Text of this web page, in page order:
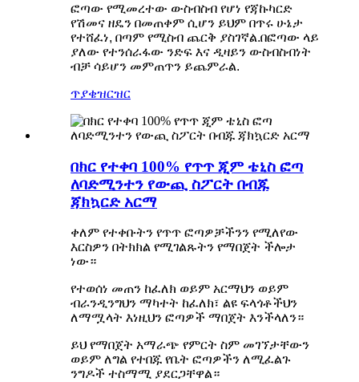
ፎጣው የሚመረተው ውስብስብ የሆነ የጃኩካርድ
የሽመና ዘዴን በመጠቀም ሲሆን ይህም በጥሩ ሁኔታ
የተሸፈነ, በጣም የሚስብ ጨርቅ ያስገኛል.በፎጣው ላይ
ያለው የተንሰራፋው ንድፍ እና ዲዛይን ውስብስብነት
ብቻ ሳይሆን መምጠጥን ይጨምራል.
ጥያቄዝርዝር
በክር የተቀባ 100% የጥጥ ጂም ቴኒስ ፎጣ
ለባድሚንተን የውጪ ስፖርት በብጁ
ጃክኳርድ አርማ
ቀለም የተቀቡትን የጥጥ ፎጣዎቻችንን የሚለየው
እርስዎን በትክክል የሚገልጹትን የማበጀት ችሎታ
ነው።
የተወሰነ መጠን ከፈለክ ወይም አርማህን ወይም
ብራንዲንግህን ማካተት ከፈለክ፣ ልዩ ፍላጎቶችህን
ለማሟላት እነዚህን ፎጣዎች ማበጀት እንችላለን።
ይህ የማበጀት አማራጭ የምርት ስም መገኘታቸውን
ወይም ለግል የተበጁ የቤት ፎጣዎችን ለሚፈልጉ
ንግዶች ተስማሚ ያደርጋቸዋል።